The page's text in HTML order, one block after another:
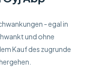
- egal in
und ohne
Kauf des zugrunde